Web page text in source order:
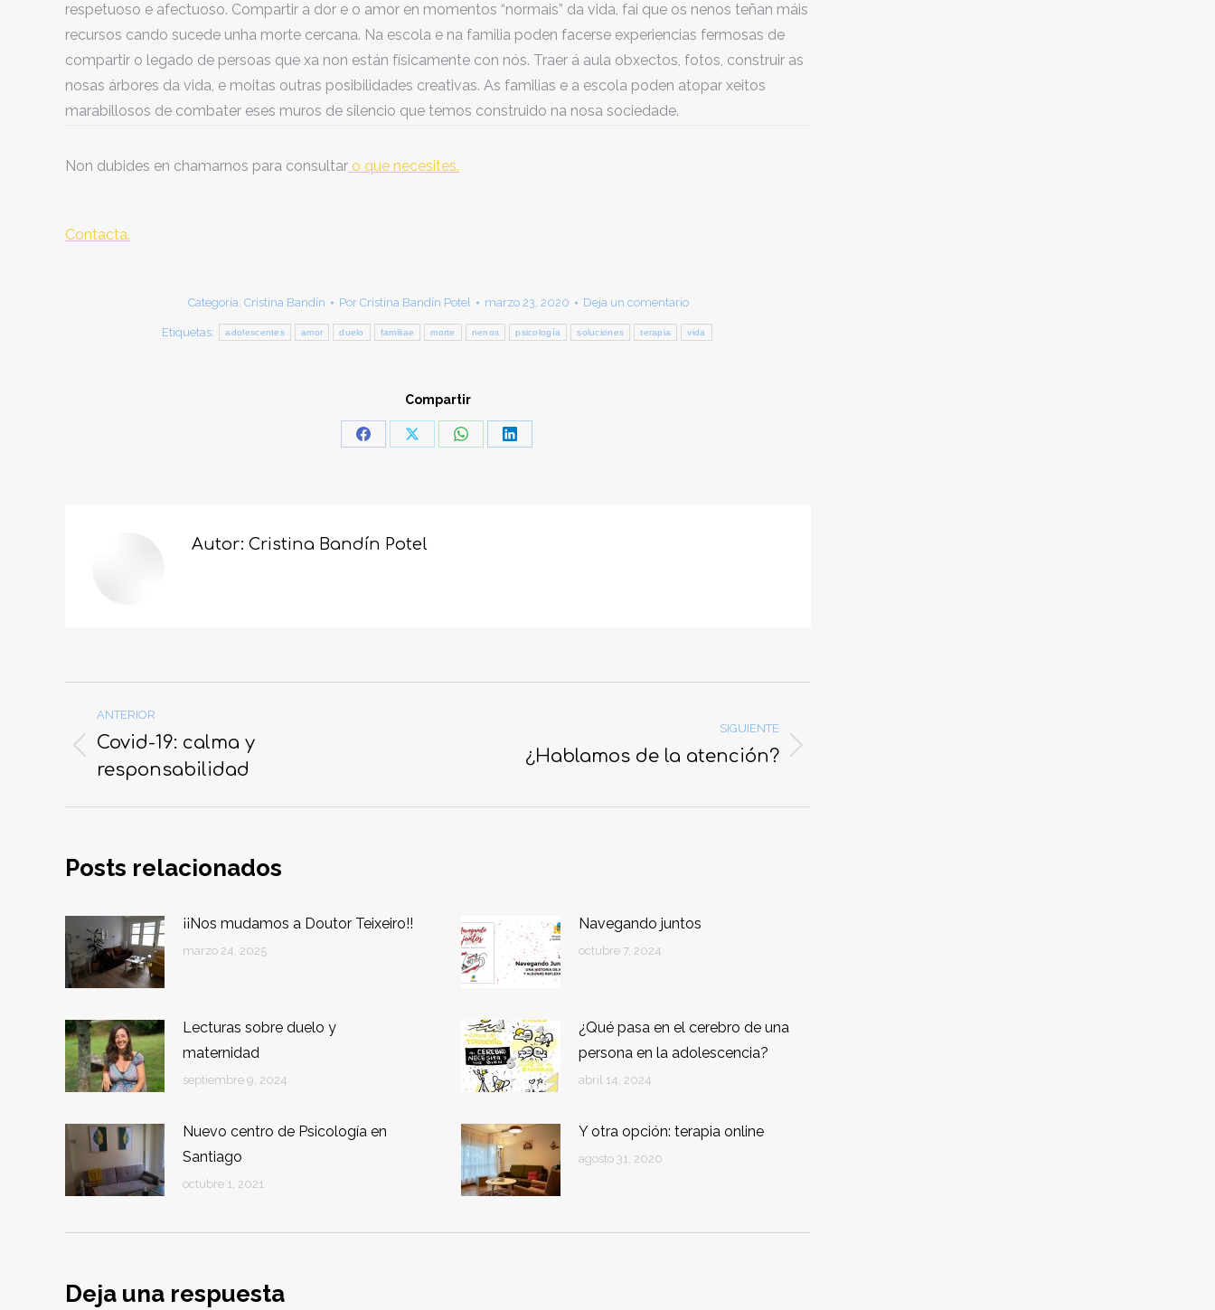
respetuoso e afectuoso. Compartir a dor e o amor en momentos “normais” da vida, fai que os nenos teñan máis
recursos cando sucede unha morte cercana. Na escola e na familia poden facerse experiencias fermosas de
compartir o legado de persoas que xa non están físicamente con nós. Traer á aula obxectos, fotos, construir as
nosas árbores da vida, e moitas outras posibilidades creativas. As familias e a escola poden atopar xeitos
marabillosos de combater eses muros de silencio que temos construido na nosa sociedade.
Non dubides en chamarnos para consultar o que necesites.
Contacta.
Categoría: Cristina Bandín Por Cristina Bandín Potel marzo 23, 2020 Deja un comentario
Etiquetas: adolescentes amor duelo familiae morte nenos psicología soluciones terapia vida
Compartir
Share
Share
Share
Share
Autor: Cristina Bandín Potel
entre
publicaciones
ANTERIOR
anterior:
Covid-19: calma y
responsabilidad
SIGUIENTE
Publicación¿Hablamos de la atención?
Posts relacionados
¡¡Nos mudamos a Doutor Teixeiro!!
marzo 24, 2025
Navegando juntos
octubre 7, 2024
Lecturas sobre duelo y
maternidad
septiembre 9, 2024
¿Qué pasa en el cerebro de una
persona en la adolescencia?
abril 14, 2024
Nuevo centro de Psicología en
Santiago
octubre 1, 2021
Y otra opción: terapia online
agosto 31, 2020
Deja una respuesta